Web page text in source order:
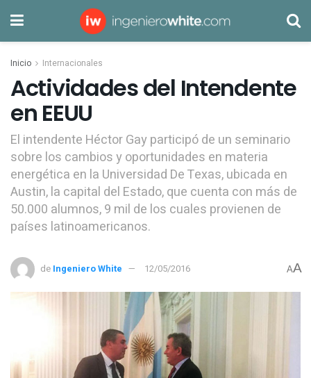
Inicio Internacionales
Actividades del Intendente
en EEUU
El intendente Héctor Gay participó de un seminario
sobre los cambios y oportunidades en materia
energética en la Universidad De Texas, ubicada en
Austin, la capital del Estado, que cuenta con más de
50.000 alumnos, 9 mil de los cuales provienen de
países latinoamericanos.
de Ingeniero White 12/05/2016 AA